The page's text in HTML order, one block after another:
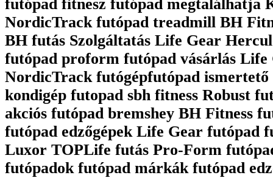
futópad fitnesz futópad megtalálhatja
NordicTrack futópad treadmill BH
BH futás Szolgáltatás Life Gear
futópad proform futópad vásárlás
NordicTrack futógépfutópad
kondigép futopad sbh fitness Robust
akciós futópad bremshey BH Fitness
futópad edzőgépek Life Gear futópad
Luxor TOPLife futás Pro-Form
futópadok futópad márkák futópad